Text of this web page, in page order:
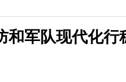
和军队现代化行